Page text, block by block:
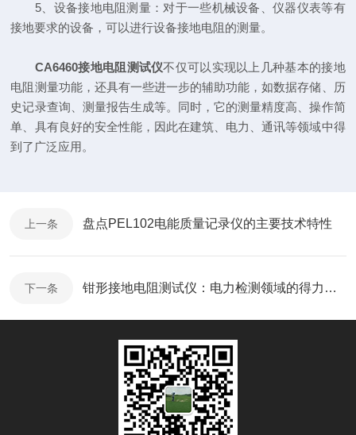
5、设备接地电阻测量：对于一些机械设备、仪器仪表等有
接地要求的设备，可以进行设备接地电阻的测量。
CA6460接地电阻测试仪不仅可以实现以上几种基本的接地
电阻测量功能，还具有一些进一步的辅助功能，如数据存储、历
史记录查询、测量报告生成等。同时，它的测量精度高、操作简
单、具有良好的安全性能，因此在建筑、电力、通讯等领域中得
到了广泛应用。
上一条 盘点PEL102电能质量记录仪的主要技术特性
下一条 钳形接地电阻测试仪：电力检测领域的得力助手